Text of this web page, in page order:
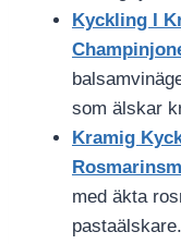
Kyckling I
som älskar
Kramig
med äkta
pastaälskare.